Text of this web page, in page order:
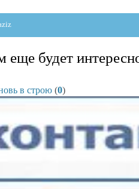
будет
в строю (0)